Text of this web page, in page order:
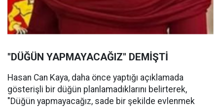
"DÜĞÜN YAPMAYACAĞIZ" DEMİŞTİ
Hasan Can Kaya, daha önce yaptığı açıklamada
gösterişli bir düğün planlamadıklarını belirterek,
"Düğün yapmayacağız, sade bir şekilde evlenmek